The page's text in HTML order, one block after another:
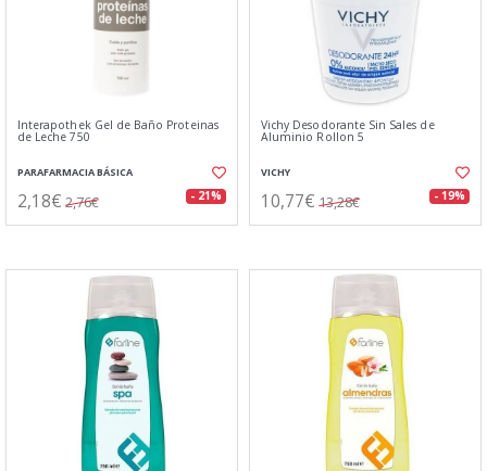
Interapothek Gel de Baño Proteinas
de Leche 750
PARAFARMACIA BÁSICA
2,18€ 2,76€ - 21%
Vichy Desodorante Sin Sales de
Aluminio Rollon 5
VICHY
10,77€ 13,28€ - 19%